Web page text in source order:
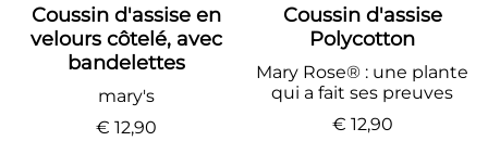
Coussin d'assise en
velours côtelé, avec
bandelettes
mary's
€ 12,90
Coussin d'assise
Polycotton
Mary Rose® : une plante
qui a fait ses preuves
€ 12,90